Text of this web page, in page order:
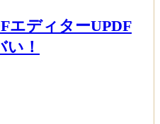
エディターUPDF
！